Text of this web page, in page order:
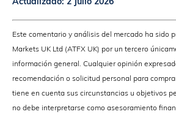
Este comentario y análisis del mercado ha sido
Markets UK Ltd (ATFX UK) por un tercero
información general. Cualquier opinión
recomendación o solicitud personal para
tiene en cuenta sus circunstancias u objetivos
no debe interpretarse como asesoramiento